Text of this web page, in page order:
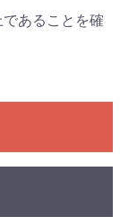
あることを確